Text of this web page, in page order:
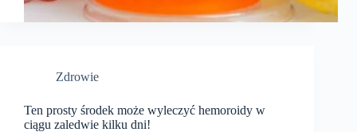
Zdrowie
Ten prosty środek może wyleczyć hemoroidy w
ciągu zaledwie kilku dni!